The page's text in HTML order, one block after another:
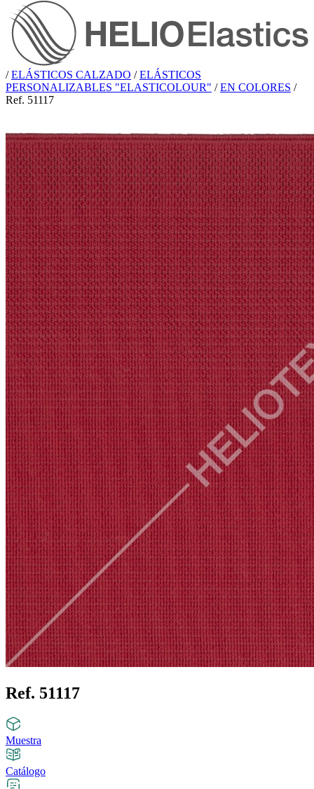
/ ELÁSTICOS CALZADO / ELÁSTICOS
PERSONALIZABLES "ELASTICOLOUR" / EN COLORES /
Ref. 51117
Ref. 51117
Muestra
Catálogo